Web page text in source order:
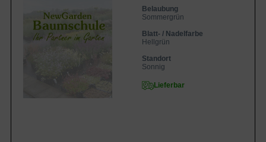
Belaubung
Sommergrün
Blatt- / Nadelfarbe
Hellgrün
Standort
Sonnig
Lieferbar